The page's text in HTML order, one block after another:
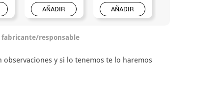
AÑADIR AÑADIR
responsable
y si lo tenemos te lo haremos